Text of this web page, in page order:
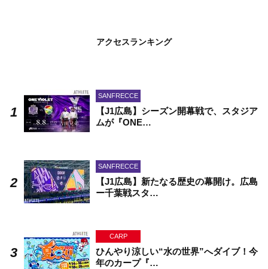
アクセスランキング
SANFRECCE
【J1広島】シーズン開幕戦で、スタジア
ムが『ONE…
SANFRECCE
【J1広島】新たなる歴史の幕開け。広島
ー千葉戦スタ…
CARP
ひんやり涼しい“水の世界”へダイブ！今
年のカープ『…